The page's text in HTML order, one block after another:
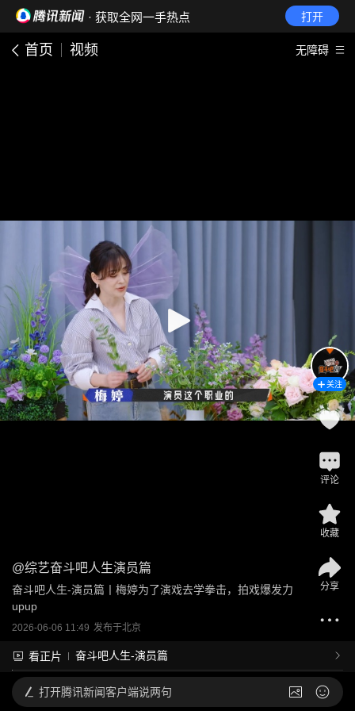
· 获取全网一手热点 打开
首页 视频 无障碍
@综艺奋斗吧人生演员篇
奋斗吧人生-演员篇丨梅婷为了演戏去学拳击，拍戏爆发力
upup
2026-06-06 11:49 发布于北京
看正片 奋斗吧人生-演员篇
关注
评论
收藏
分享
打开腾讯新闻客户端说两句